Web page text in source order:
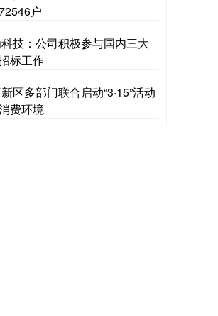
户
技：公司积极参与国内三大
标工作
区多部门联合启动“3·15”活动
费环境